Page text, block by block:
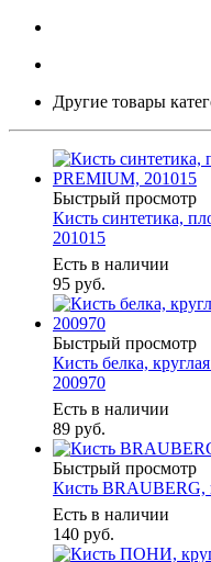
Другие товары
Быстрый просмотр
Кисть синтетика,
201015
Есть в наличии
95 руб.
Быстрый просмотр
Кисть белка,
200970
Есть в наличии
89 руб.
Быстрый просмотр
Кисть BRAUBERG,
Есть в наличии
140 руб.